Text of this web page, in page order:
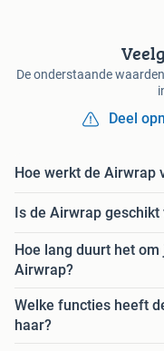
De onderstaande
Deel
Hoe werkt de Airwrap
Is de Airwrap
Hoe lang duurt het
Airwrap?
Welke functies heeft
haar?